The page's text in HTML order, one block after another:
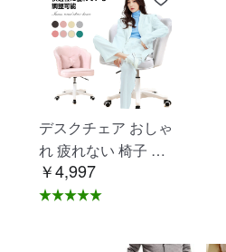
デスクチェア おしゃ
れ 疲れない 椅子 白
ホワイト デスクチェ
ア 疲れにくい 学習椅
学習チェア オフィス
￥4,997